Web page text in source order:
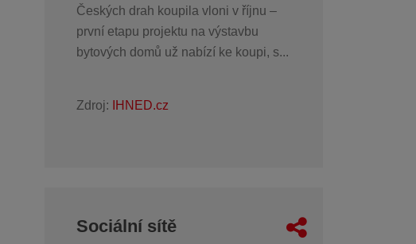
Českých drah koupila vloni v říjnu –
první etapu projektu na výstavbu
bytových domů už nabízí ke koupi, s...
Zdroj: IHNED.cz
Sociální sítě